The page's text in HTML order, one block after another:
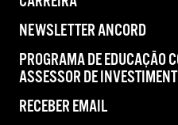
NEWSLETTER ANCORD
PROGRAMA DE EDUCAÇÃO
ASSESSOR DE
RECEBER EMAIL